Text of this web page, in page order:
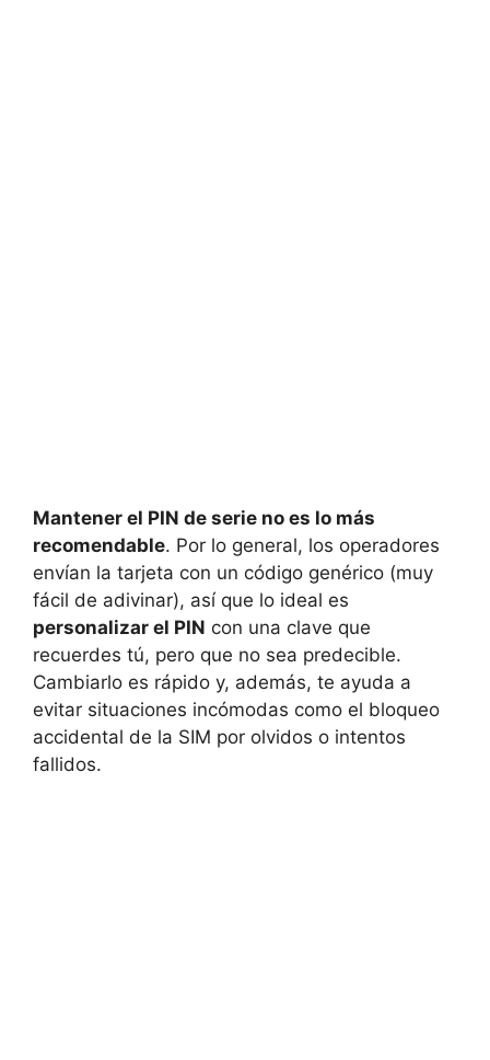
Mantener el PIN de serie no es lo más
recomendable. Por lo general, los operadores
envían la tarjeta con un código genérico (muy
fácil de adivinar), así que lo ideal es
personalizar el PIN con una clave que
recuerdes tú, pero que no sea predecible.
Cambiarlo es rápido y, además, te ayuda a
evitar situaciones incómodas como el bloqueo
accidental de la SIM por olvidos o intentos
fallidos.